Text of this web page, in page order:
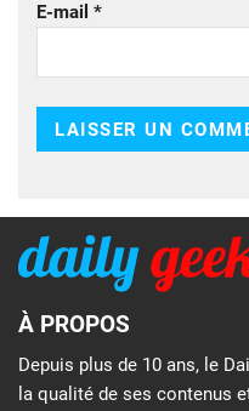
E-mail *
À PROPOS
Depuis plus de 10 ans, le
la qualité de ses contenus